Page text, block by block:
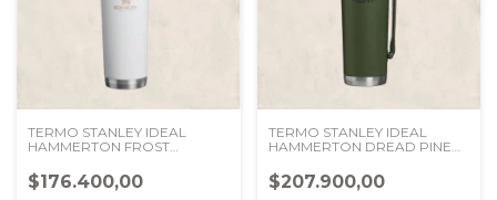
TERMO STANLEY IDEAL
HAMMERTON FROST
$176.400,00
TERMO STANLEY IDEAL
HAMMERTON DREAD PINE
$207.900,00